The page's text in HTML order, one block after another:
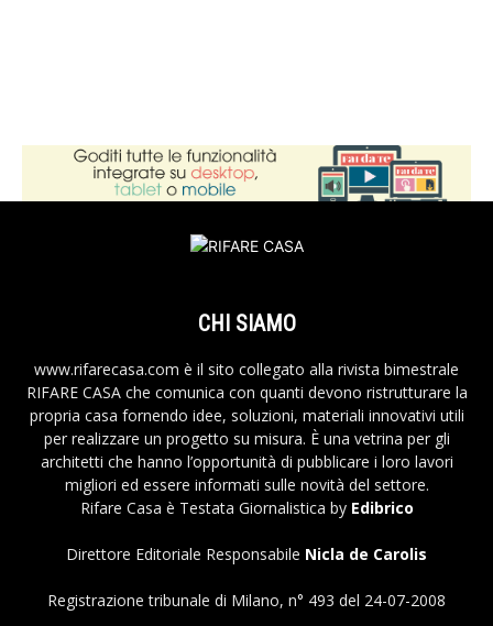
CHI SIAMO
www.rifarecasa.com è il sito collegato alla rivista bimestrale
RIFARE CASA che comunica con quanti devono ristrutturare la
propria casa fornendo idee, soluzioni, materiali innovativi utili
per realizzare un progetto su misura. È una vetrina per gli
architetti che hanno l’opportunità di pubblicare i loro lavori
migliori ed essere informati sulle novità del settore.
Rifare Casa è Testata Giornalistica by Edibrico
Direttore Editoriale Responsabile Nicla de Carolis
Registrazione tribunale di Milano, n° 493 del 24-07-2008